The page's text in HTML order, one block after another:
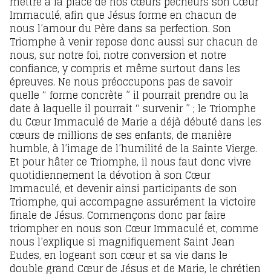
Immaculé, afin que Jésus forme en chacun de
nous l’amour du Père dans sa perfection. Son
Triomphe à venir repose donc aussi sur chacun de
nous, sur notre foi, notre conversion et notre
confiance, y compris et même surtout dans les
épreuves. Ne nous préoccupons pas de savoir
quelle “ forme concrète ” il pourrait prendre ou la
date à laquelle il pourrait “ survenir ” ; le Triomphe
du Cœur Immaculé de Marie a déjà débuté dans les
cœurs de millions de ses enfants, de manière
humble, à l’image de l’humilité de la Sainte Vierge.
Et pour hâter ce Triomphe, il nous faut donc vivre
quotidiennement la dévotion à son Cœur
Immaculé, et devenir ainsi participants de son
Triomphe, qui accompagne assurément la victoire
finale de Jésus. Commençons donc par faire
triompher en nous son Cœur Immaculé et, comme
nous l’explique si magnifiquement Saint Jean
Eudes, en logeant son cœur et sa vie dans le
double grand Cœur de Jésus et de Marie, le chrétien